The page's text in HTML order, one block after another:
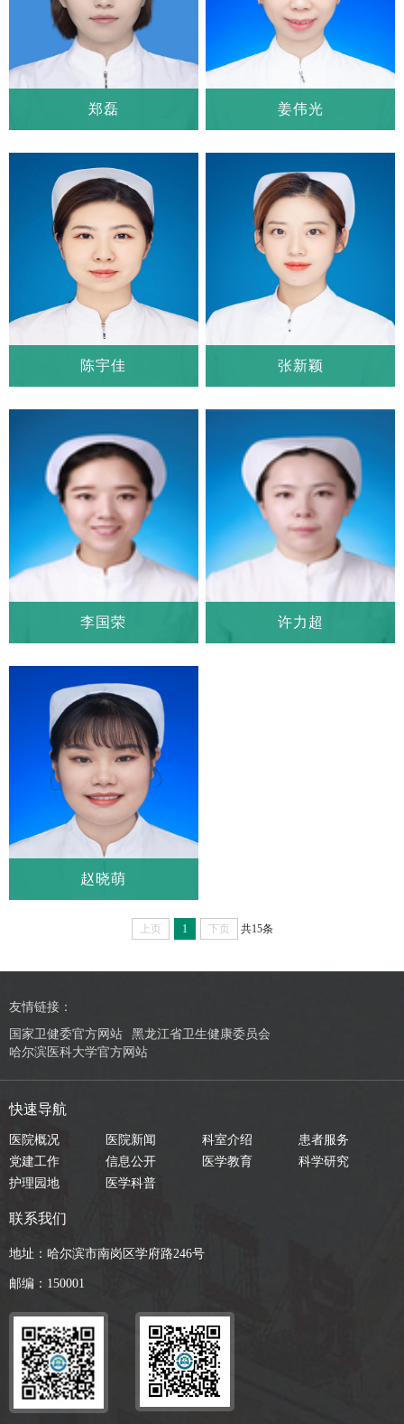
郑磊
郑磊
科室：心血管外科一病房
职称： 主管护师
姜伟光
姜伟光
心血管外科一病房
主管护师
陈宇佳
陈宇佳
心血管外科一病房
职称： 护师
张新颖
张新颖
心血管外科一病房
职称：
护师
李国荣
李国荣
科室：心血管外科一病房
职称： 主管护师
许力超
赵晓萌
职称：护师
上页 1 下页 共15条
友情链接：
国家卫健委官方网站
黑龙江省卫生健康委员会
哈尔滨医科大学官方网站
快速导航
医院概况 医院新闻 科室介绍
患者服务
党建工作
信息公开 医学教育
科学研究
护理园地
医学科普
联系我们
地址：哈尔滨市南岗区学府路246号
邮编：150001